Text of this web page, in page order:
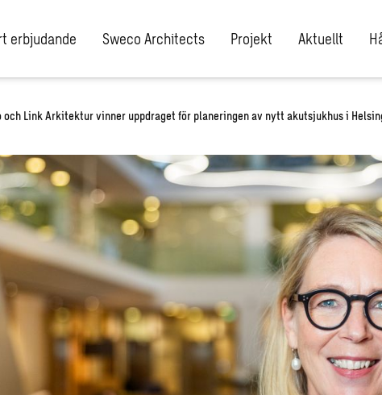
erbjudande Sweco Architects Projekt Aktuellt
och Link Arkitektur vinner uppdraget för planeringen av nytt akutsjukhus i